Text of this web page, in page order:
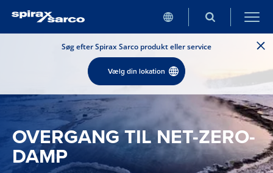
Søg efter Spirax Sarco produkt eller service
Vælg din lokation
OVERGANG TIL NET-ZERO-
DAMP